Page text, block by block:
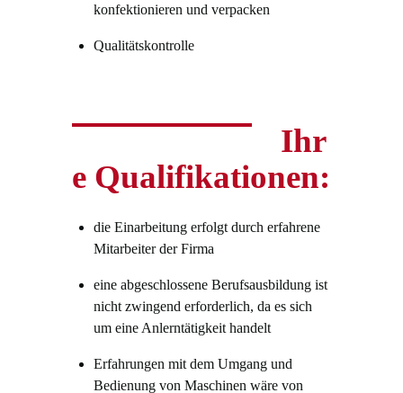
konfektionieren und verpacken
Qualitätskontrolle
Ihr
e Qualifikationen:
die Einarbeitung erfolgt durch erfahrene
Mitarbeiter der Firma
eine abgeschlossene Berufsausbildung ist
nicht zwingend erforderlich, da es sich
um eine Anlerntätigkeit handelt
Erfahrungen mit dem Umgang und
Bedienung von Maschinen wäre von